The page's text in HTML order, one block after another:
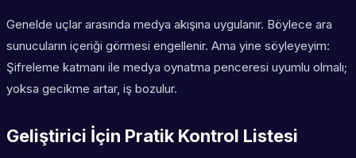
Genelde uçlar arasında medya akışına uygulanır. Böylece ara
sunucuların içeriği görmesi engellenir. Ama yine söyleyeyim:
Şifreleme katmanı ile medya oynatma penceresi uyumlu olmalı;
yoksa gecikme artar, iş bozulur.
Geliştirici İçin Pratik Kontrol Listesi